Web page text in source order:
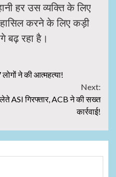
हर उस व्यक्ति के लिए
करने के लिए कड़ी
रहा है।
ने की आत्महत्या!
Next:
ASI गिरफ्तार, ACB ने की सख्त
कार्रवाई!